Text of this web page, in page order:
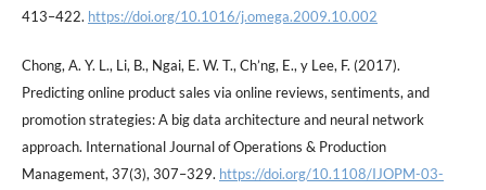
413–422. https://doi.org/10.1016/j.omega.2009.10.002
Chong, A. Y. L., Li, B., Ngai, E. W. T., Ch’ng, E., y Lee, F. (2017).
Predicting online product sales via online reviews, sentiments, and
promotion strategies: A big data architecture and neural network
approach. International Journal of Operations & Production
Management, 37(3), 307–329. https://doi.org/10.1108/IJOPM-03-